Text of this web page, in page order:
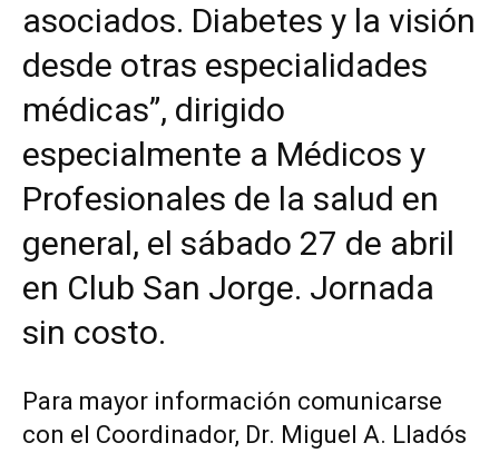
asociados. Diabetes y la visión
desde otras especialidades
médicas”, dirigido
especialmente a Médicos y
Profesionales de la salud en
general, el sábado 27 de abril
en Club San Jorge. Jornada
sin costo.
Para mayor información comunicarse
con el Coordinador, Dr. Miguel A. Lladós